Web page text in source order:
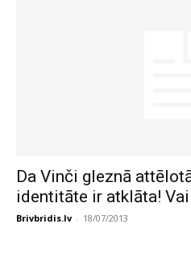
Da Vinči gleznā
identitāte ir atklāta!
Brivbridis.lv - 18/07/2013